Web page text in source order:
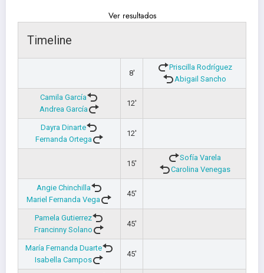
Ver resultados
Timeline
8'
Priscilla Rodríguez
Abigail Sancho
Camila García
Andrea García
12'
Dayra Dinarte
Fernanda Ortega
12'
15'
Sofía Varela
Carolina Venegas
Angie Chinchilla
Mariel Fernanda Vega
45'
Pamela Gutierrez
Francinny Solano
45'
María Fernanda Duarte
Isabella Campos
45'